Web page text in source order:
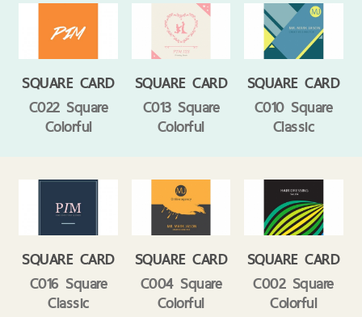
SQUARE CARD
C022 Square
Colorful
SQUARE CARD
C013 Square
Colorful
SQUARE CARD
C010 Square
Classic
SQUARE CARD
C016 Square
Classic
SQUARE CARD
C004 Square
Colorful
SQUARE CARD
C002 Square
Colorful